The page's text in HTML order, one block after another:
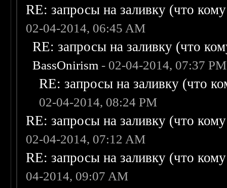
RE: запросы на заливку (что
02-04-2014, 06:45 AM
RE: запросы на заливку (что
BassOnirism - 02-04-2014, 07:37 PM
RE: запросы на заливку (что
02-04-2014, 08:24 PM
RE: запросы на заливку (что
02-04-2014, 07:12 AM
RE: запросы на заливку (что
04-2014, 09:07 AM